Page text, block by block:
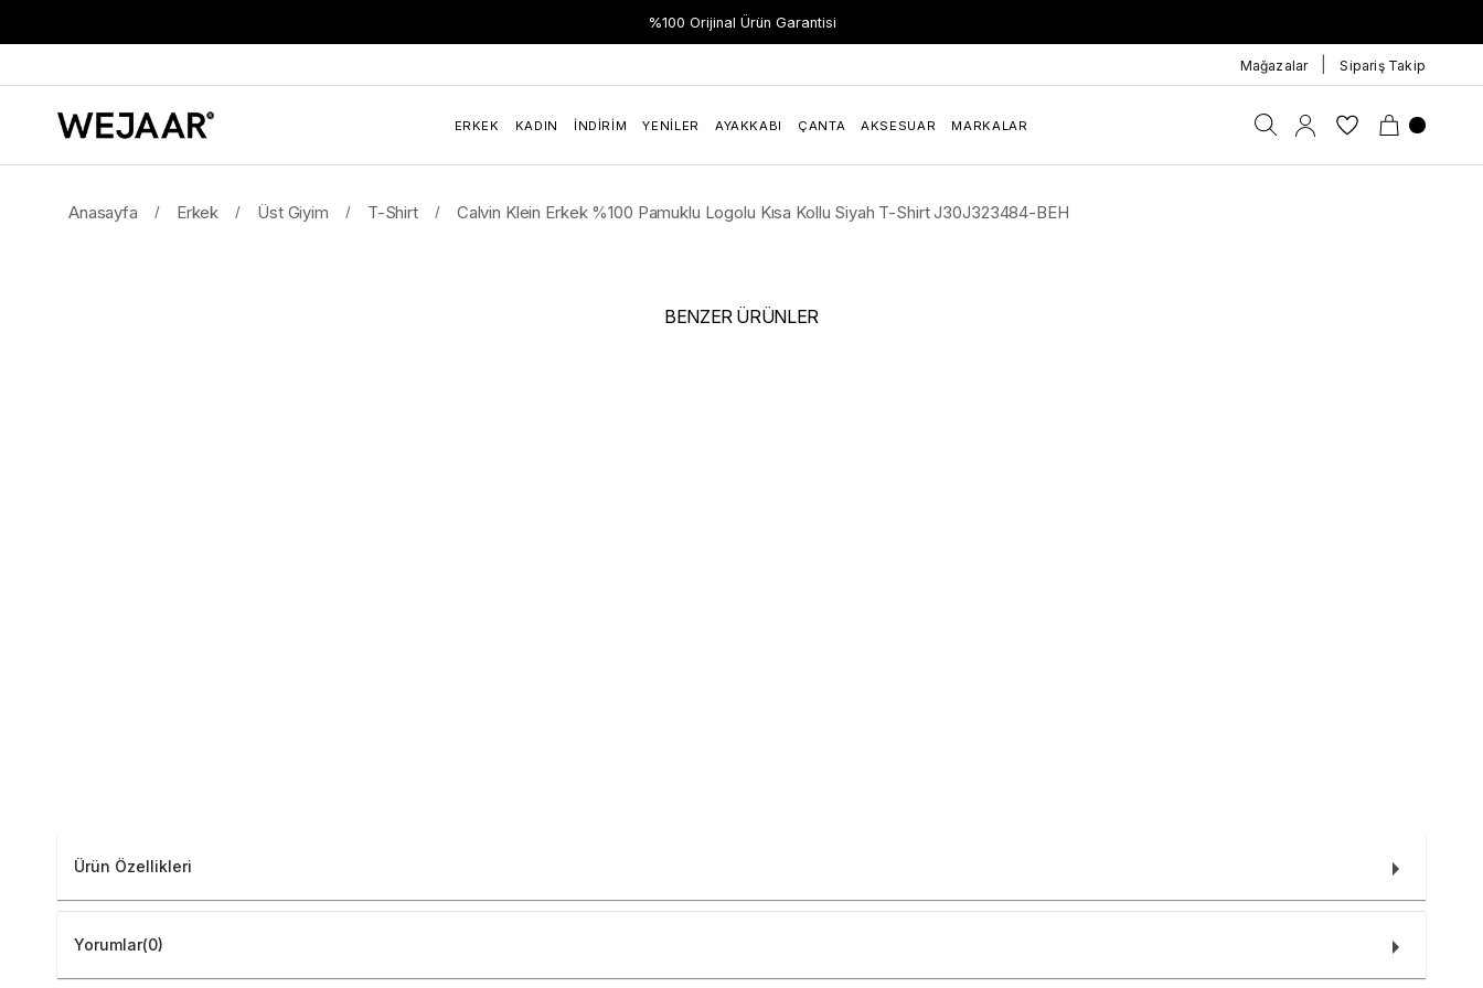
%100 Orijinal Ürün Garantisi
Mağazalar Sipariş Takip
ERKEK KADIN İNDIRIM YENILER AYAKKABI ÇANTA AKSESUAR MARKALAR
Anasayfa Erkek Üst Giyim T-Shirt Calvin Klein Erkek %100 Pamuklu Logolu Kısa Kollu Siyah T-Shirt J30J323484-BEH
BENZER ÜRÜNLER
Ürün Özellikleri
Yorumlar(0)